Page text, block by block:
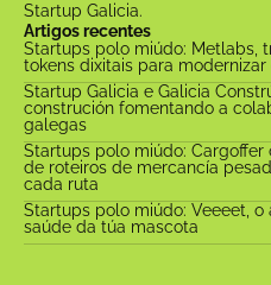
Artigos recentes
Startups polo miúdo: Metlabs,
tokens dixitais para
Startup Galicia e Galicia
construción fomentando a
galegas
Startups polo miúdo:
de roteiros de mercancía
cada ruta
Startups polo miúdo: Veeeet,
saúde da túa mascota
Startup Galicia.